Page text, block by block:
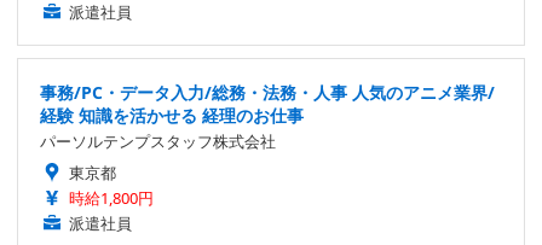
派遣社員
事務/PC・データ入力/総務・法務・人事 人気のアニメ業界/
経験 知識を活かせる 経理のお仕事
パーソルテンプスタッフ株式会社
東京都
時給1,800円
派遣社員